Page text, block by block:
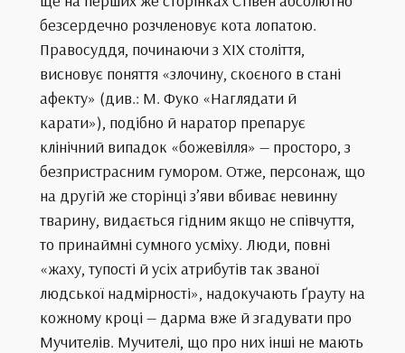
безсердечно розчленовує кота лопатою.
Правосуддя, починаючи з XIX століття,
висновує поняття «злочину, скоєного в стані
афекту» (див.: М. Фуко «Наглядати й
карати»), подібно й наратор препарує
клінічний випадок «божевілля» — просторо, з
безпристрасним гумором. Отже, персонаж, що
на другій же сторінці з’яви вбиває невинну
тварину, видається гідним якщо не співчуття,
то принаймні сумного усміху. Люди, повні
«жаху, тупості й усіх атрибутів так званої
людської надмірності», надокучають Ґрауту на
кожному кроці — дарма вже й згадувати про
Мучителів. Мучителі, що про них інші не мають